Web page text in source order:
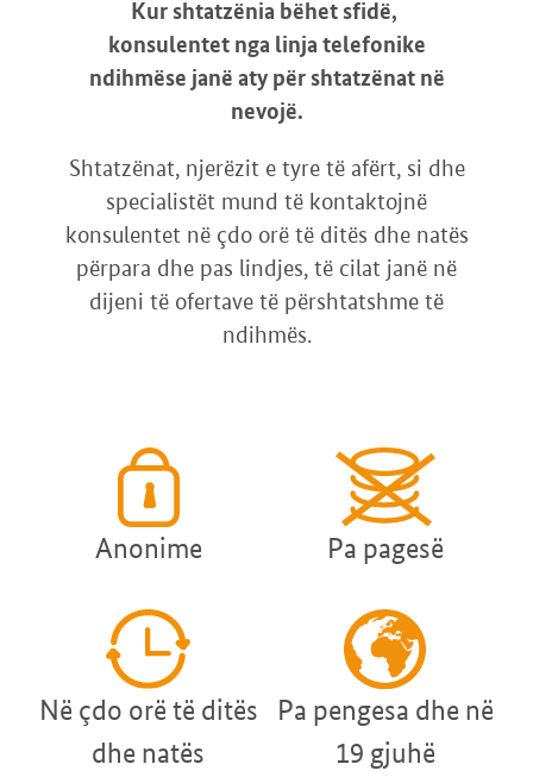
Kur shtatzënia bëhet sfidë,
konsulentet nga linja telefonike
ndihmëse janë aty për shtatzënat në
nevojë.
Shtatzënat, njerëzit e tyre të afërt, si dhe
specialistët mund të kontaktojnë
konsulentet në çdo orë të ditës dhe natës
përpara dhe pas lindjes, të cilat janë në
dijeni të ofertave të përshtatshme të
ndihmës.
Anonime Pa pagesë
Në çdo orë të ditës
dhe natës
Pa pengesa dhe në
19 gjuhë